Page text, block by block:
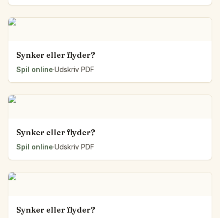
Synker eller flyder?
Spil online·Udskriv PDF
Synker eller flyder?
Spil online·Udskriv PDF
Synker eller flyder?